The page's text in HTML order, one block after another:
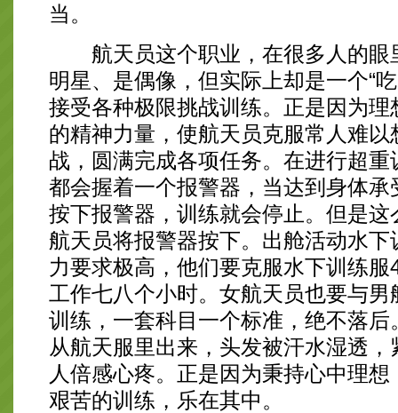
当。
航天员这个职业，在很多人的眼
明星、是偶像，但实际上却是一个“
接受各种极限挑战训练。正是因为
的精神力量，使航天员克服常人难
战，圆满完成各项任务。在进行超
都会握着一个报警器，当达到身体
按下报警器，训练就会停止。但是
航天员将报警器按下。出舱活动水
力要求极高，他们要克服水下训练
工作七八个小时。女航天员也要与
训练，一套科目一个标准，绝不落
从航天服里出来，头发被汗水湿透
人倍感心疼。正是因为秉持心中理
艰苦的训练，乐在其中。